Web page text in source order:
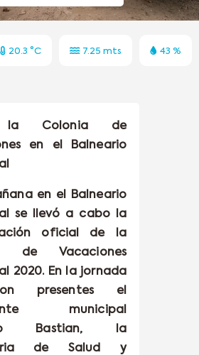
20.3 °C 7.25 mts 43 %
la Colonia de
en el Balneario
en el Balneario
se llevó a cabo la
oficial de la
de Vacaciones
2020. En la jornada
presentes el
municipal
Bastian, la
de Salud y